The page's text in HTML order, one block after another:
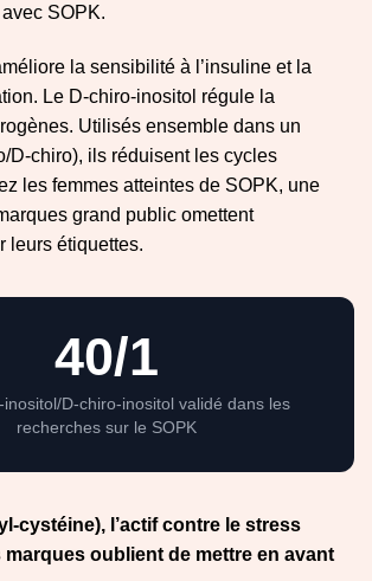
SOPK.
la sensibilité à l’insuline et la
Le D-chiro-inositol régule la
Utilisés ensemble dans un
D-chiro), ils réduisent les cycles
les femmes atteintes de SOPK, une
grand public omettent
leurs étiquettes.
40/1
inositol/D-chiro-inositol validé dans les
recherches sur le SOPK
cystéine), l’actif contre le stress
oublient de mettre en avant